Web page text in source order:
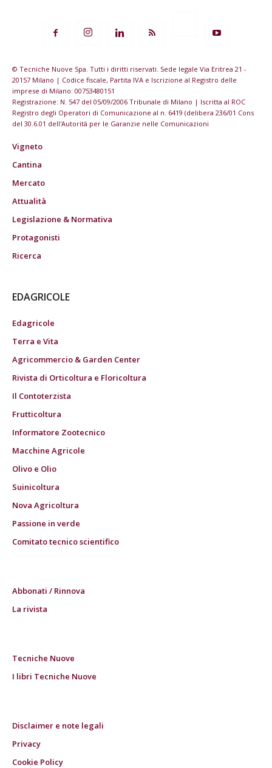
© Tecniche Nuove Spa. Tutti i diritti riservati. Sede legale Via Eritrea 21 -
20157 Milano | Codice fiscale, Partita IVA e Iscrizione al Registro delle
imprese di Milano: 00753480151
Registrazione: N. 547 del 05/09/2006 Tribunale di Milano | Iscritta al ROC
Registro degli Operatori di Comunicazione al n. 6419 (delibera 236/01 Cons
del 30.6.01 dell'Autorità per le Garanzie nelle Comunicazioni
Vigneto
Cantina
Mercato
Attualità
Legislazione & Normativa
Protagonisti
Ricerca
EDAGRICOLE
Edagricole
Terra e Vita
Agricommercio & Garden Center
Rivista di Orticoltura e Floricoltura
Il Contoterzista
Frutticoltura
Informatore Zootecnico
Macchine Agricole
Olivo e Olio
Suinicoltura
Nova Agricoltura
Passione in verde
Comitato tecnico scientifico
Abbonati / Rinnova
La rivista
Tecniche Nuove
I libri Tecniche Nuove
Disclaimer e note legali
Privacy
Cookie Policy